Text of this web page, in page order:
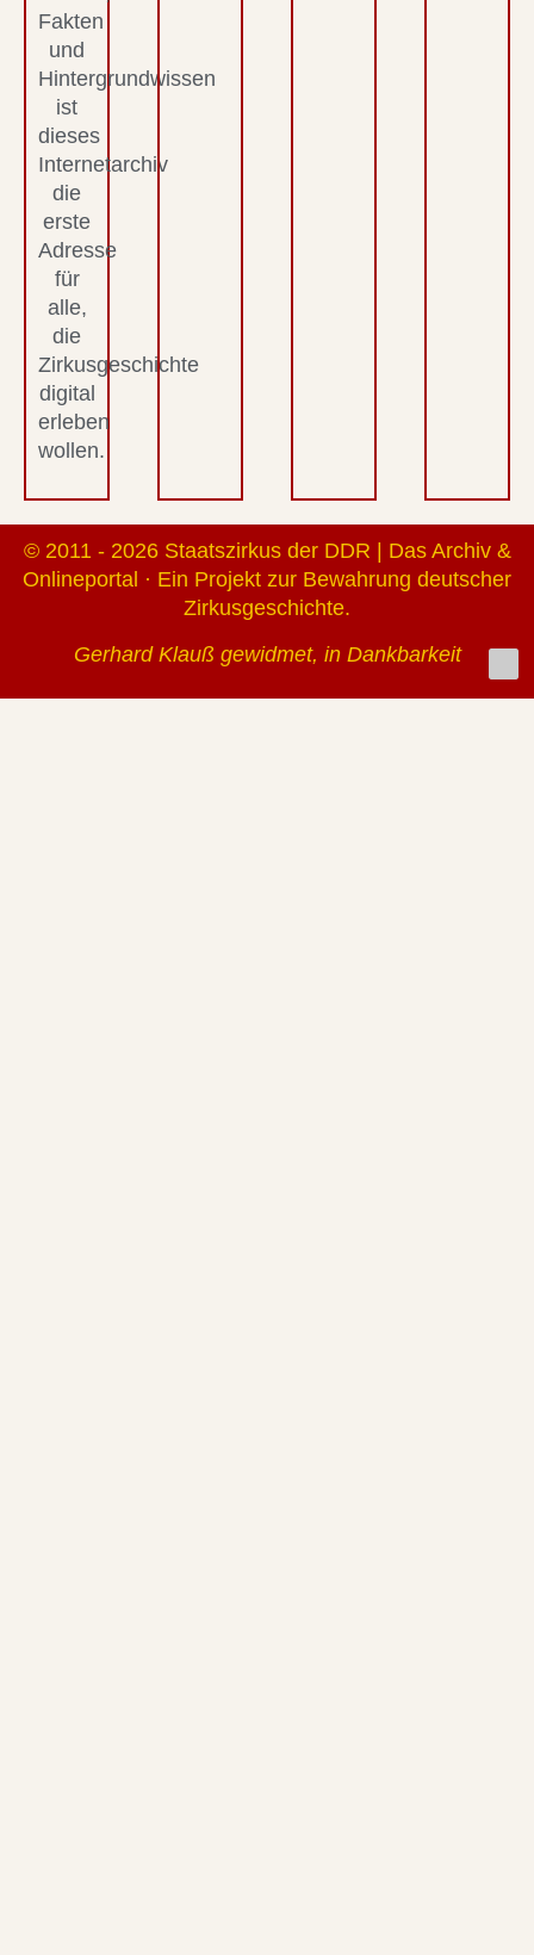
Fakten
und
Hintergrundwissen
ist
dieses
Internetarchiv
die
erste
Adresse
für
alle,
die
Zirkusgeschichte
digital
erleben
wollen.
© 2011 - 2026 Staatszirkus der DDR | Das Archiv &
Onlineportal · Ein Projekt zur Bewahrung deutscher
Zirkusgeschichte.
Gerhard Klauß gewidmet, in Dankbarkeit